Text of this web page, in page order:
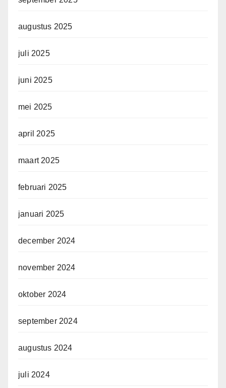
augustus 2025
juli 2025
juni 2025
mei 2025
april 2025
maart 2025
februari 2025
januari 2025
december 2024
november 2024
oktober 2024
september 2024
augustus 2024
juli 2024